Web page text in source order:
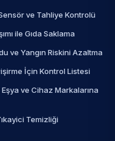
ve Tahliye Kontrolü
ile Gıda Saklama
ve Yangın Riskini Azaltma
İçin Kontrol Listesi
ve Cihaz Markalarına
Temizliği